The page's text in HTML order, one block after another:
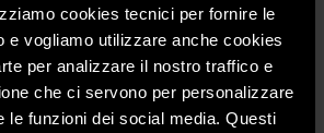
cookies tecnici per fornire le
e vogliamo utilizzare anche cookies
per analizzare il nostro traffico e
che ci servono per personalizzare
le funzioni dei social media. Questi
gli utilizzatori professionali
né utilizzarli ai fini
clienti.